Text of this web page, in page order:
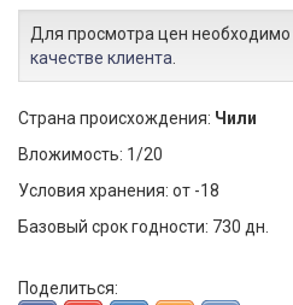
Для просмотра цен необходимо
качестве клиента
Страна происхождения: Чили
Вложимость: 1/20
Условия хранения: от -18
Базовый срок годности: 730 дн.
Поделиться: